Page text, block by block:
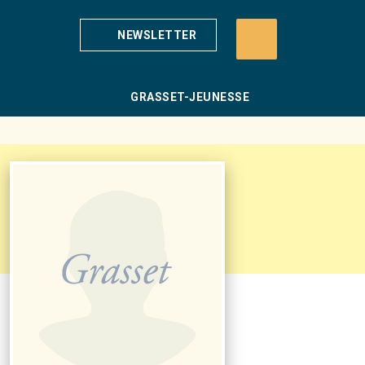
NEWSLETTER
GRASSET-JEUNESSE